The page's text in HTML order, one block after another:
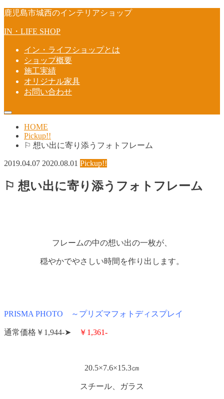
鹿児島市城西のインテリアショップ
IN・LIFE SHOP
イン・ライフショップとは
ショップ概要
施工実績
オリジナル家具
お問い合わせ
HOME
Pickup!!
⚐ 想い出に寄り添うフォトフレーム
2019.04.07 2020.08.01 Pickup!!
⚐ 想い出に寄り添うフォトフレーム
フレームの中の想い出の一枚が、
穏やかでやさしい時間を作り出します。
PRISMA PHOTO ～プリズマフォトディスプレイ
通常価格￥1,944-➤ ￥1,361-
20.5×7.6×15.3㎝
スチール、ガラス